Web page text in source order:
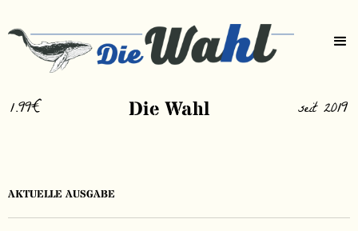
1.99€ Die Wahl seit 2019
AKTUELLE AUSGABE